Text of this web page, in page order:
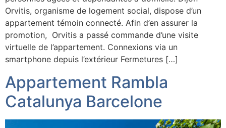
Orvitis, organisme de logement social, dispose d’un
appartement témoin connecté. Afin d’en assurer la
promotion, Orvitis a passé commande d’une visite
virtuelle de l’appartement. Connexions via un
smartphone depuis l’extérieur Fermetures […]
Appartement Rambla
Catalunya Barcelone